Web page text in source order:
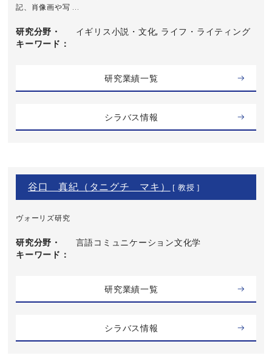
記、肖像画や写 ...
研究分野・
キーワード
イギリス小説・文化, ライフ・ライティング
研究業績一覧
シラバス情報
谷口 真紀（タニグチ マキ） [ 教授 ]
ヴォーリズ研究
研究分野・
キーワード
言語コミュニケーション文化学
研究業績一覧
シラバス情報